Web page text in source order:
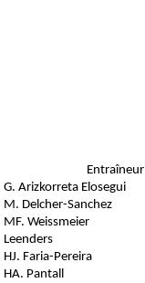
Entraîneur
G. Arizkorreta Elosegui
M. Delcher-Sanchez
MF. Weissmeier
Leenders
HJ. Faria-Pereira
HA. Pantall